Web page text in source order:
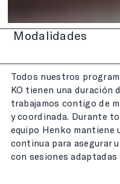
Modalidades
Todos nuestros
KO tienen una duración
trabajamos contigo de
y coordinada. Durante
equipo Henko mantiene
continua para asegurar
con sesiones